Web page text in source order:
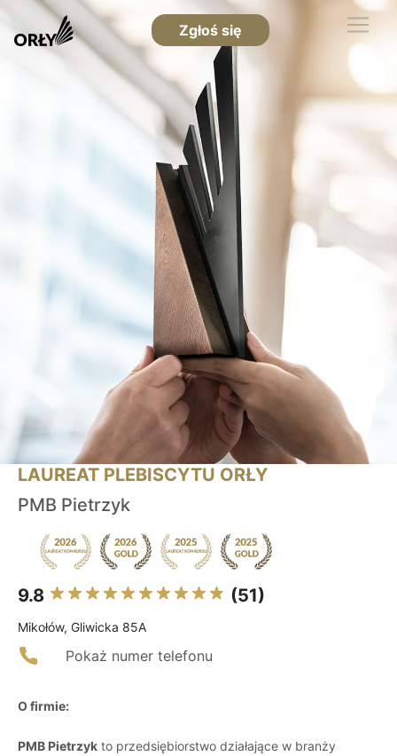
Zgłoś się
LAUREAT PLEBISCYTU ORŁY
PMB Pietrzyk
9.8 (51)
Mikołów, Gliwicka 85A
Pokaż numer telefonu
O firmie:
PMB Pietrzyk to przedsiębiorstwo działające w branży